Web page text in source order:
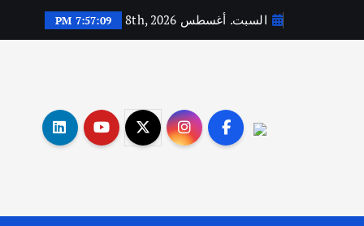
السبت. أغسطس 8th, 2026 7:57:10 PM